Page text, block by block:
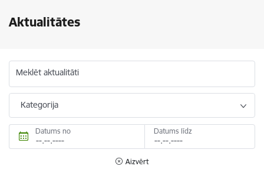
Aktualitātes
Meklēt aktualitāti
Kategorija
Datums no Datums līdz
Aizvērt